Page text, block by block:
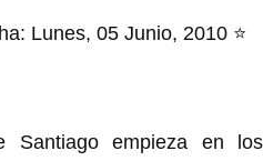
Lunes, 05 Junio, 2010 ⭐
empieza en los